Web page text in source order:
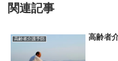
関連記事
高齢者介護予防 高齢者